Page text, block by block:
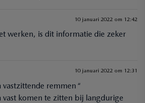
10 januari 2022 om 12:42
werken, is dit informatie die zeker
10 januari 2022 om 12:31
remmen “
komen te zitten bij langdurige